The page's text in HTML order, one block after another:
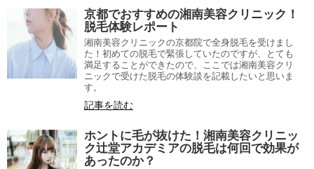
京都でおすすめの湘南美容クリニック！
脱毛体験レポート
湘南美容クリニックの京都院で全身脱毛を受けまし
た！初めての脱毛で緊張していたのですが、とても
満足することができたので、ここでは湘南美容クリ
ニックで受けた脱毛の体験談を記載したいと思いま
す。
記事を読む
ホントに毛が抜けた！湘南美容クリニッ
ク辻堂アカデミアの脱毛は何回で効果が
あったのか？